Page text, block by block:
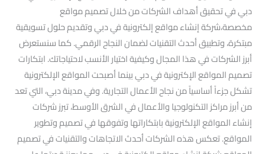
دبي في تحقيق أهداف الشركات من خلال تصميم مواقع
مخصصة،شركة إنشاء مواقع إلكترونية في دبي وتقديم حلول تسويقية
مبتكرة، وتطبيق أحدث التقنيات لضمان النجاح الرقمي. كما سنستعرض
أبرز الشركات في هذا المجال وكيفية اختيار الأنسب لاحتياجاتك. ابتكارات
تصميم المواقع الإكترونية في دبي بينما أصبحت المواقع الإلكترونية
تشكل جزءاً أساسياً من نجاح الأعمال التجارية. وفي مدينة دبي، التي تعد
من أبرز مراكز التكنولوجيا والأعمال في الشرق الأوسط، تبرز شركات
إنشاء المواقع الإلكترونية بابتكاراتها وتفوقها في تصميم وتطوير
المواقع. تعكس هذه الشركات أحدث الاتجاهات والتقنيات في تصميم